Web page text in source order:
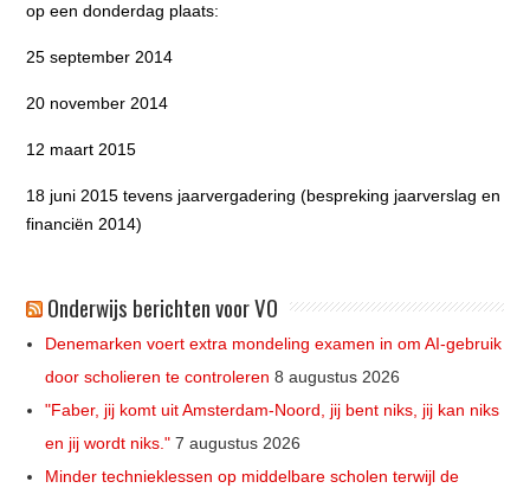
op een donderdag plaats:
25 september 2014
20 november 2014
12 maart 2015
18 juni 2015 tevens jaarvergadering (bespreking jaarverslag en
financiën 2014)
Onderwijs berichten voor VO
Denemarken voert extra mondeling examen in om AI-gebruik
door scholieren te controleren 8 augustus 2026
"Faber, jij komt uit Amsterdam-Noord, jij bent niks, jij kan niks
en jij wordt niks." 7 augustus 2026
Minder technieklessen op middelbare scholen terwijl de